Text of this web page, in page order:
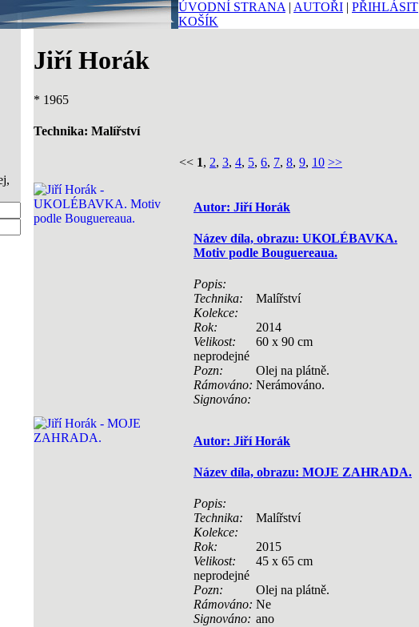
ÚVODNÍ STRANA | AUTOŘI | PŘIHLÁSIT
KOŠÍK
Jiří Horák
* 1965
Technika: Malířství
<< 1, 2, 3, 4, 5, 6, 7, 8, 9, 10 >>
Autor: Jiří Horák
Název díla, obrazu: UKOLÉBAVKA.
Motiv podle Bouguereaua.
Popis:
Technika:
Malířství
Kolekce:
Rok:
2014
Velikost:
60 x 90 cm
neprodejné
Pozn:
Olej na plátně.
Rámováno: Nerámováno.
Signováno:
Autor: Jiří Horák
Název díla, obrazu: MOJE ZAHRADA.
Popis:
Technika:
Malířství
Kolekce:
Rok:
2015
Velikost:
45 x 65 cm
neprodejné
Pozn:
Olej na plátně.
Rámováno: Ne
Signováno: ano